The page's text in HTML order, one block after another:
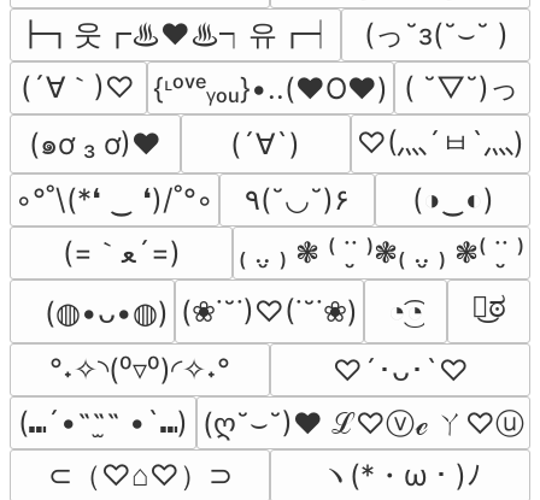
┣┓웃┏♨❤♨┑유┏┥
(っ˘з(˘⌣˘ )
(´∀｀)♡ {ᶫᵒᵛᵉᵧₒᵤ}•..(❤️O❤️) ( ˘▽˘)っ
(๑ơ ₃ ơ)♥
(´∀`)
♡(灬´ㅂ`灬)
◦°˚\(*❛ ‿ ❛)/˚°◦
٩(˘◡˘)۶
(◑‿◐)
(=｀ﻌ´=)
₍ ..̮ ₎ ❃ ⁽ ˙˙̮ ⁾❃₍ ..̮ ₎ ❃⁽ ˙˙̮ ⁾
(◍•ᴗ•◍) (❀˙˘˙)♡(˙˘˙❀) ◔͜͡◔
ಠ͜ಠ
°˖✧◝(⁰▿⁰)◜✧˖°
♡´･ᴗ･`♡
(⑉´•˶˶̫˶ •`⑉) (ღ˘⌣˘)♥ ℒ♡ⓥℯ ㄚ♡ⓤ
⊂（♡⌂♡）⊃
ヽ(*・ω・)ﾉ